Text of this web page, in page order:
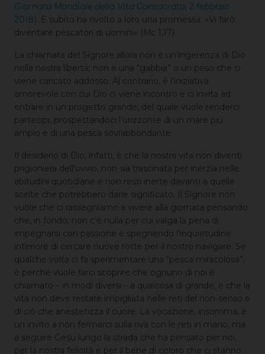
Giornata Mondiale della Vita Consacrata, 2 febbraio
2018). E subito ha rivolto a loro una promessa: «Vi farò
diventare pescatori di uomini» (Mc 1,17).
La chiamata del Signore allora non è un’ingerenza di Dio
nella nostra libertà; non è una “gabbia” o un peso che ci
viene caricato addosso. Al contrario, è l’iniziativa
amorevole con cui Dio ci viene incontro e ci invita ad
entrare in un progetto grande, del quale vuole renderci
partecipi, prospettandoci l’orizzonte di un mare più
ampio e di una pesca sovrabbondante.
Il desiderio di Dio, infatti, è che la nostra vita non diventi
prigioniera dell’ovvio, non sia trascinata per inerzia nelle
abitudini quotidiane e non resti inerte davanti a quelle
scelte che potrebbero darle significato. Il Signore non
vuole che ci rassegniamo a vivere alla giornata pensando
che, in fondo, non c’è nulla per cui valga la pena di
impegnarsi con passione e spegnendo l’inquietudine
interiore di cercare nuove rotte per il nostro navigare. Se
qualche volta ci fa sperimentare una “pesca miracolosa”,
è perché vuole farci scoprire che ognuno di noi è
chiamato – in modi diversi – a qualcosa di grande, e che la
vita non deve restare impigliata nelle reti del non-senso e
di ciò che anestetizza il cuore. La vocazione, insomma, è
un invito a non fermarci sulla riva con le reti in mano, ma
a seguire Gesù lungo la strada che ha pensato per noi,
per la nostra felicità e per il bene di coloro che ci stanno